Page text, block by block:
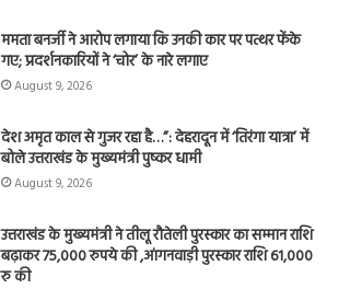
ममता बनर्जी ने आरोप लगाया कि उनकी कार पर पत्थर फेंके
गए; प्रदर्शनकारियों ने ‘चोर’ के नारे लगाए
August 9, 2026
देश अमृत काल से गुजर रहा है…”: देहरादून में ‘तिरंगा यात्रा’ में
बोले उत्तराखंड के मुख्यमंत्री पुष्कर धामी
August 9, 2026
उत्तराखंड के मुख्यमंत्री ने तीलू रौतेली पुरस्कार का सम्मान राशि
बढ़ाकर 75,000 रुपये की ,आंगनवाड़ी पुरस्कार राशि 61,000
रु की